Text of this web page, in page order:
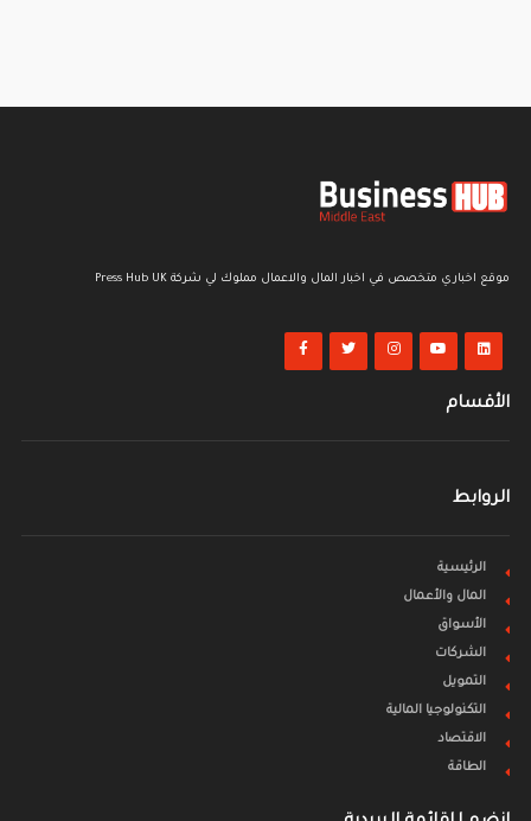
موقع اخباري متخصص في اخبار المال والاعمال مملوك لي شركة Press Hub UK
الأقسام
الروابط
الرئيسية
المال والأعمال
الأسواق
الشركات
التمويل
التكنولوجيا المالية
الاقتصاد
الطاقة